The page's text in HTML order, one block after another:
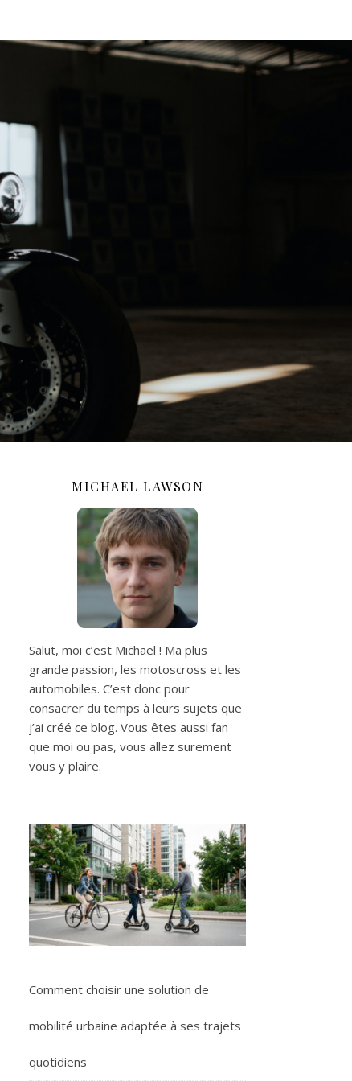
MICHAEL LAWSON
Salut, moi c’est Michael ! Ma plus
grande passion, les motoscross et les
automobiles. C’est donc pour
consacrer du temps à leurs sujets que
j’ai créé ce blog. Vous êtes aussi fan
que moi ou pas, vous allez surement
vous y plaire.
Comment choisir une solution de
mobilité urbaine adaptée à ses trajets
quotidiens